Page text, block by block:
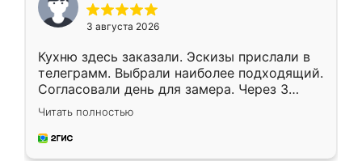
3 августа 2026
Кухню здесь заказали. Эскизы прислали в
телеграмм. Выбрали наиболее подходящий.
Согласовали день для замера. Через 3
недели кухня была уже готова. Остались
довольны работой. Спасибо Ренессанс
мебель за качественную работу!
Читать полностью